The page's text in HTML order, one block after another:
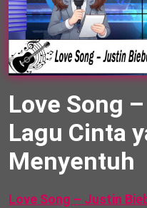
Love Song
Lagu Cinta
Menyentuh
Love Song – Justin